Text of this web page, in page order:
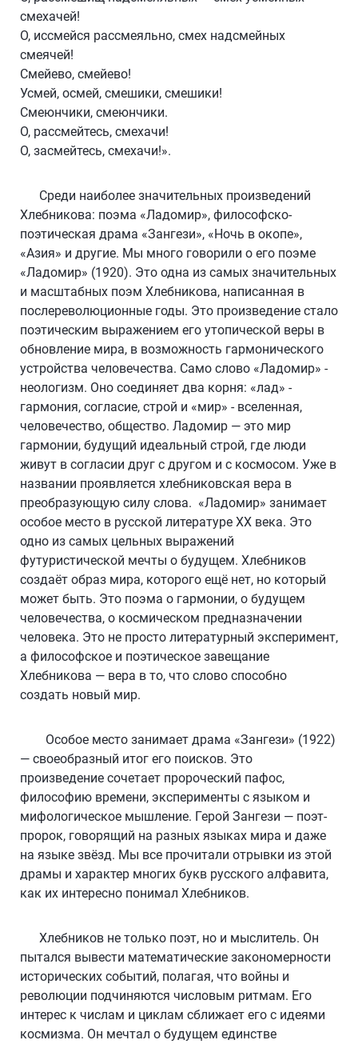
смехачей!
О, иссмейся рассмеяльно, смех надсмейных
смеячей!
Смейево, смейево!
Усмей, осмей, смешики, смешики!
Смеюнчики, смеюнчики.
О, рассмейтесь, смехачи!
О, засмейтесь, смехачи!».
Среди наиболее значительных произведений
Хлебникова: поэма «Ладомир», философско-
поэтическая драма «Зангези», «Ночь в окопе»,
«Азия» и другие. Мы много говорили о его поэме
«Ладомир» (1920). Это одна из самых значительных
и масштабных поэм Хлебникова, написанная в
послереволюционные годы. Это произведение стало
поэтическим выражением его утопической веры в
обновление мира, в возможность гармонического
устройства человечества. Само слово «Ладомир» -
неологизм. Оно соединяет два корня: «лад» -
гармония, согласие, строй и «мир» - вселенная,
человечество, общество. Ладомир — это мир
гармонии, будущий идеальный строй, где люди
живут в согласии друг с другом и с космосом. Уже в
названии проявляется хлебниковская вера в
преобразующую силу слова. «Ладомир» занимает
особое место в русской литературе ХХ века. Это
одно из самых цельных выражений
футуристической мечты о будущем. Хлебников
создаёт образ мира, которого ещё нет, но который
может быть. Это поэма о гармонии, о будущем
человечества, о космическом предназначении
человека. Это не просто литературный эксперимент,
а философское и поэтическое завещание
Хлебникова — вера в то, что слово способно
создать новый мир.
Особое место занимает драма «Зангези» (1922)
— своеобразный итог его поисков. Это
произведение сочетает пророческий пафос,
философию времени, эксперименты с языком и
мифологическое мышление. Герой Зангези — поэт-
пророк, говорящий на разных языках мира и даже
на языке звёзд. Мы все прочитали отрывки из этой
драмы и характер многих букв русского алфавита,
как их интересно понимал Хлебников.
Хлебников не только поэт, но и мыслитель. Он
пытался вывести математические закономерности
исторических событий, полагая, что войны и
революции подчиняются числовым ритмам. Его
интерес к числам и циклам сближает его с идеями
космизма. Он мечтал о будущем единстве